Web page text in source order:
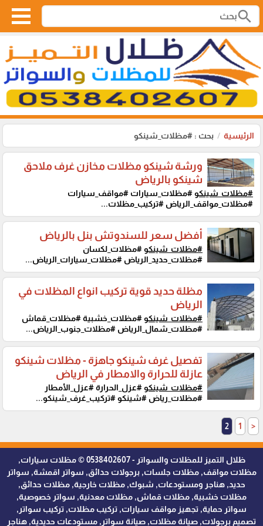
search
الرئيسية بحث : #مظلات_شينكو
ورشة شينكو مظلات مخازن غرف ملاحق
شينكو بالرياض
#مظلات_شينكو#مظلات_سيارات #مواقف_سيارات
#مظلات_مواقف_الرياض #تركيب_مظلات...
أفضل سعر للسندوتش بنل بالرياض
#مظلات_شينكو#مظلات_لكسان
#مظلات_حديد_الرياض #مظلات_سيارات_الرياض...
مظلة حديد قوية تركيب انواع المظلات في
الرياض
#مظلات_شينكو#مظلات_خشبية #مظلات_قماش
#مظلات_شمال_الرياض #مظلات_جنوب_الرياض...
تفصيل غرف شينكو جاهزة - مظلات شينكو
عازلة للحرارة والامطار في الرياض
#مظلات_شينكو#عزل_الحرارة #عزل_الأمطار
#مظلات_رياض #شينكو #تركيب_غرف_شينكو...
<
1
2
ظلال التميز للمظلات والسواتر - 0538402607 © مظلات سيارات,
مظلات مواقف, مظلات جلسات, برجولات حدائق, سواتر اقمشة, سواتر
حديد, هناجر ومستودعات, شبوك, مظلات خارجية, مظلات حدائق,
مظلات خشبية, مظلات قماش, مظلات معدنية, سواتر خصوصية,
سواتر حماية, تجهيز مواقف سيارات, تركيب مظلات, تركيب سواتر,
تصميم برجولات, صيانة مظلات, صيانة سواتر, مستودعات حديدية, هناجر